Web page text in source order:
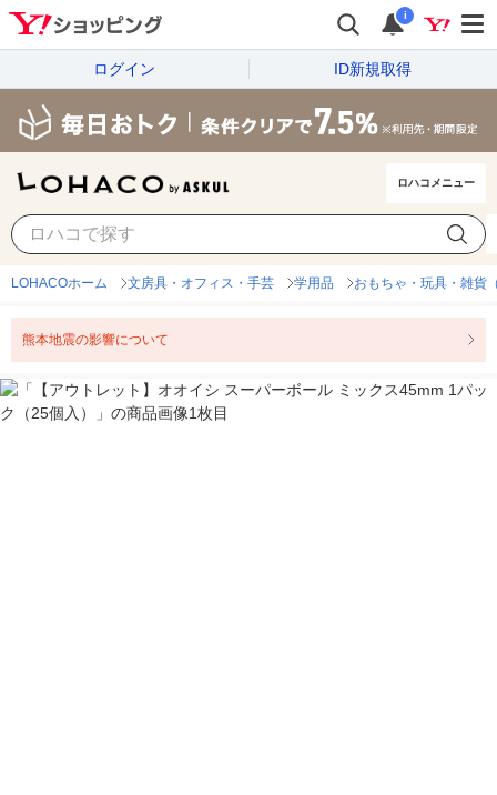
i
ログイン ID新規取得
ロハコメニュー
LOHACOホーム 文房具・オフィス・手芸 学用品 おもちゃ・玩具・雑貨
熊本地震の影響について